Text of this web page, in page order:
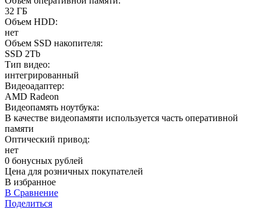
32 ГБ
Объем HDD:
нет
Объем SSD накопителя:
SSD 2Tb
Тип видео:
интегрированный
Видеоадаптер:
AMD Radeon
Видеопамять ноутбука:
В качестве видеопамяти используется часть оперативной
памяти
Оптический привод:
нет
0 бонусных рублей
Цена для розничных покупателей
В избранное
В Сравнение
Поделиться